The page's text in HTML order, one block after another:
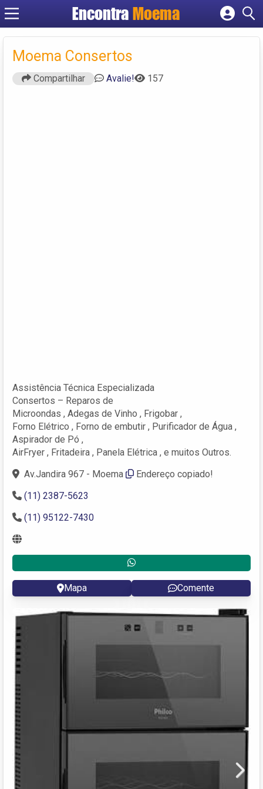
Encontra Moema
Criar conta
Moema Consertos
Compartilhar Avalie! 157
Assistência Técnica Especializada
Consertos – Reparos de
Microondas , Adegas de Vinho , Frigobar ,
Forno Elétrico , Forno de embutir , Purificador de Água ,
Aspirador de Pó ,
AirFryer , Fritadeira , Panela Elétrica , e muitos Outros.
Av.Jandira 967 - Moema
Endereço copiado!
(11) 2387-5623
(11) 95122-7430
Mapa Comente